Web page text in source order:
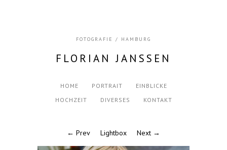
FOTOGRAFIE / HAMBURG
FLORIAN JANSSEN
HOME PORTRAIT
EINBLICKE
HOCHZEIT
DIVERSES KONTAKT
← Prev Lightbox Next →